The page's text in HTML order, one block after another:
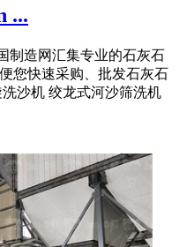
...
制造网汇集专业的石灰石
您快速采购、批发石灰石
沙机 绞龙式河沙筛洗机